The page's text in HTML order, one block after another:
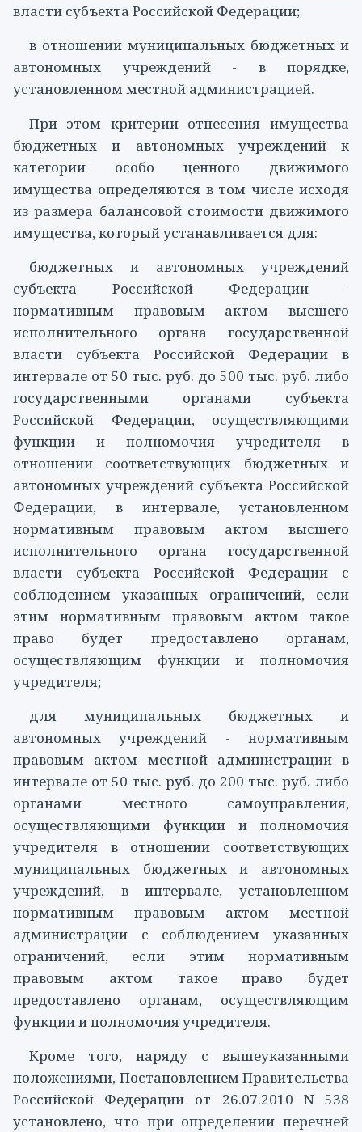
власти субъекта Российской Федерации;
в отношении муниципальных бюджетных и
автономных учреждений - в порядке,
установленном местной администрацией.
При этом критерии отнесения имущества
бюджетных и автономных учреждений к
категории особо ценного движимого
имущества определяются в том числе исходя
из размера балансовой стоимости движимого
имущества, который устанавливается для:
бюджетных и автономных учреждений
субъекта Российской Федерации -
нормативным правовым актом высшего
исполнительного органа государственной
власти субъекта Российской Федерации в
интервале от 50 тыс. руб. до 500 тыс. руб. либо
государственными органами субъекта
Российской Федерации, осуществляющими
функции и полномочия учредителя в
отношении соответствующих бюджетных и
автономных учреждений субъекта Российской
Федерации, в интервале, установленном
нормативным правовым актом высшего
исполнительного органа государственной
власти субъекта Российской Федерации с
соблюдением указанных ограничений, если
этим нормативным правовым актом такое
право будет предоставлено органам,
осуществляющим функции и полномочия
учредителя;
для муниципальных бюджетных и
автономных учреждений - нормативным
правовым актом местной администрации в
интервале от 50 тыс. руб. до 200 тыс. руб. либо
органами местного самоуправления,
осуществляющими функции и полномочия
учредителя в отношении соответствующих
муниципальных бюджетных и автономных
учреждений, в интервале, установленном
нормативным правовым актом местной
администрации с соблюдением указанных
ограничений, если этим нормативным
правовым актом такое право будет
предоставлено органам, осуществляющим
функции и полномочия учредителя.
Кроме того, наряду с вышеуказанными
положениями, ПостановлениемПравительства
Российской Федерации от 26.07.2010 N 538
установлено, что при определении перечней